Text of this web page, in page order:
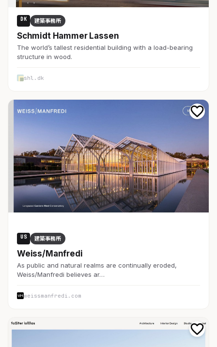
DK 建築事務所
Schmidt Hammer Lassen
The world’s tallest residential building with a load-bearing
structure in wood.
shl.dk
US 建築事務所
Weiss/Manfredi
As public and natural realms are continually eroded,
Weiss/Manfredi believes ar…
weissmanfredi.com